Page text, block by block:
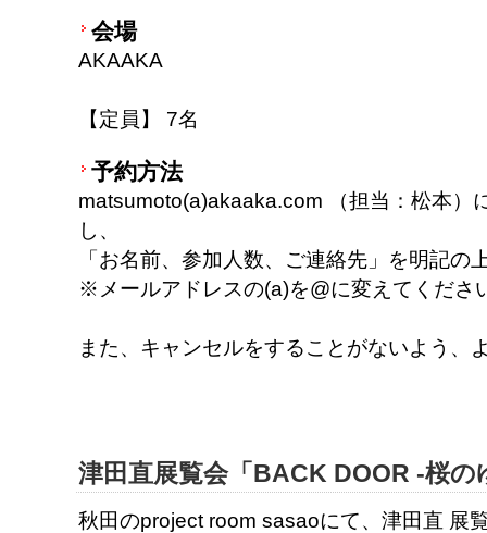
会場
AKAAKA
【定員】 7名
予約方法
matsumoto(a)akaaka.com （担当：松本）
し、
「お名前、参加人数、ご連絡先」を明記の
※メールアドレスの(a)を@に変えてくださ
また、キャンセルをすることがないよう、
津田直展覧会「BACK DOOR -桜
秋田のproject room sasaoにて、津田直 展